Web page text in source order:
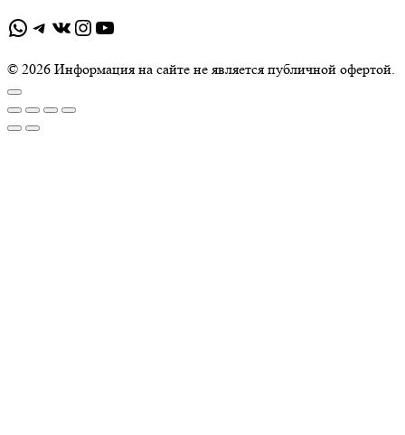
WhatsApp
Telegram
ВКонтакте
Instagram
YouTube
© 2026 Информация на сайте не является публичной офертой.